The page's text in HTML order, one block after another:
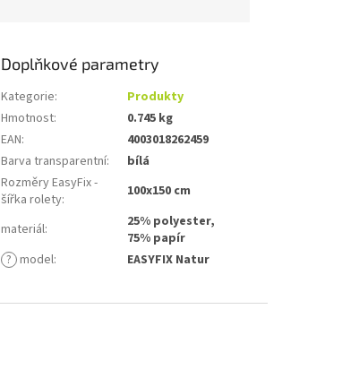
Doplňkové parametry
Kategorie:
Produkty
Hmotnost:
0.745 kg
EAN:
4003018262459
Barva transparentní:
bílá
Rozměry EasyFix -
šířka rolety: 100x150 cm
materiál:
25% polyester,
75% papír
? model: EASYFIX Natur